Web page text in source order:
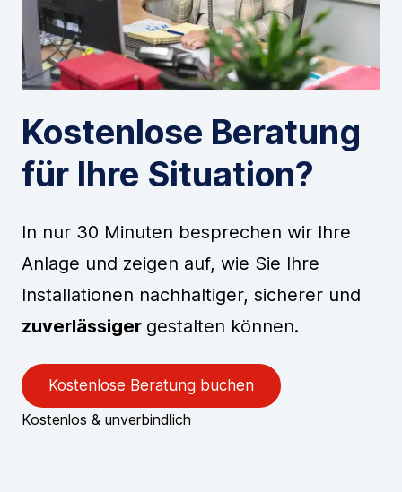
Kostenlose Beratung
für Ihre Situation?
In nur 30 Minuten besprechen wir Ihre
Anlage und zeigen auf, wie Sie Ihre
Installationen nachhaltiger, sicherer und
zuverlässiger gestalten können.
Kostenlose Beratung buchen
Kostenlos & unverbindlich